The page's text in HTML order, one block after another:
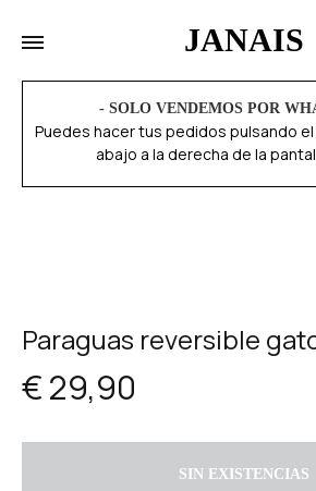
JANAIS
- SOLO VENDEMOS POR
Puedes hacer tus pedidos pulsando
abajo a la derecha de la
Paraguas reversible
€29,90
SIN EXISTENCIAS